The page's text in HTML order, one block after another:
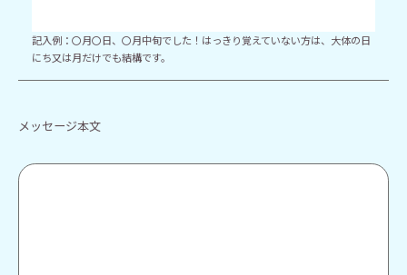
記入例：〇月〇日、〇月中旬でした！はっきり覚えていない方は、大体の日
にち又は月だけでも結構です。
メッセージ本文